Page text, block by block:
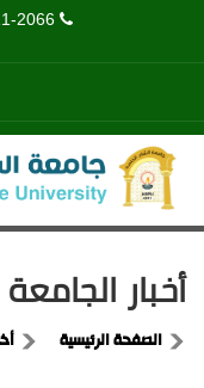
2066
أخبار
الصفحة الرئيسية